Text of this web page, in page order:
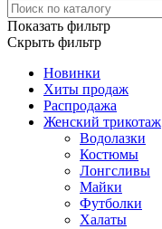
Показать фильтр
Скрыть фильтр
Новинки
Хиты продаж
Распродажа
Женский трикотаж
Водолазки
Костюмы
Лонгсливы
Майки
Футболки
Халаты